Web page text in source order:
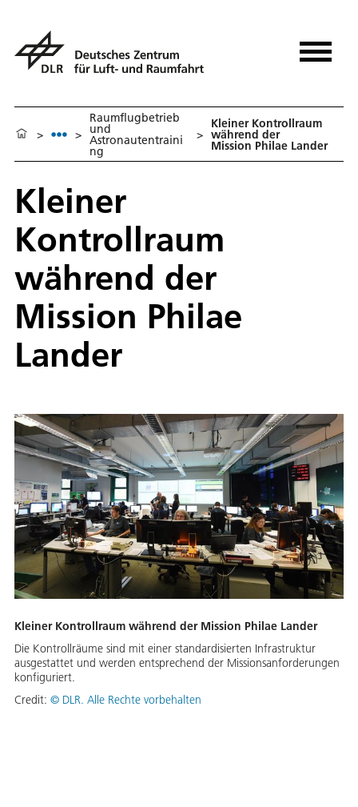
> >
Raumflugbetrieb
und
Astronautentraini
ng
>
Kleiner Kontrollraum
während der
Mission Philae Lander
Kleiner
Kontrollraum
während der
Mission Philae
Lander
Kleiner Kontrollraum während der Mission Philae Lander
Die Kontrollräume sind mit einer standardisierten Infrastruktur
ausgestattet und werden entsprechend der Missionsanforderungen
konfiguriert.
Credit: © DLR. Alle Rechte vorbehalten